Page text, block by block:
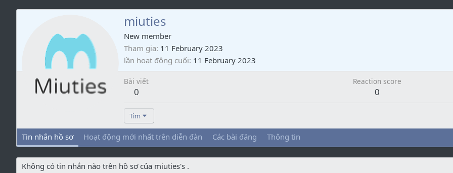
miuties
New member
Tham gia 11 February 2023
lần hoạt động cuối 11 February 2023
Bài viết
0
Reaction score
0
Tìm
Tin nhắn hồ sơ Hoạt động mới nhất trên diễn đàn Các bài đăng Thông tin
Không có tin nhắn nào trên hồ sơ của miuties's .